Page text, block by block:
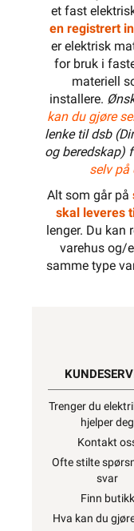
et fast
en registrert
er elektrisk
for bruk i
materiell
installere.
kan du gjøre
lenke til dsb
og beredskap)
selv på
Alt som går på
skal leveres
lenger. Du kan
varehus og/
samme type
Trenger du
hjelper deg
Kontakt
Ofte stilte
svar
Finn butikk
Hva kan du